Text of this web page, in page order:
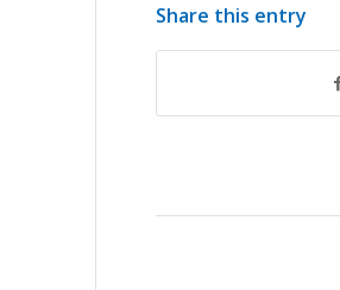
Share this entry